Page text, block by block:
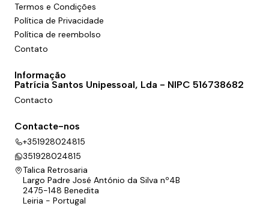
Termos e Condições
Política de Privacidade
Política de reembolso
Contato
Informação
Patrícia Santos Unipessoal, Lda - NIPC 516738682
Contacto
Contacte-nos
+351928024815
351928024815
Talica Retrosaria
Largo Padre José António da Silva nº4B
2475-148 Benedita
Leiria - Portugal